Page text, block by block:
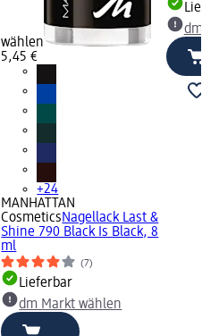
wählen
5,45 €
+24
MANHATTAN
CosmeticsNagellack Last &
Shine 790 Black Is Black, 8
ml
(7)
Lieferbar
dm Markt wählen
dm